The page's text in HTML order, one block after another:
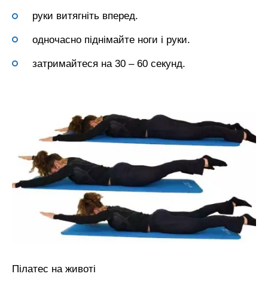
руки витягніть вперед.
одночасно піднімайте ноги і руки.
затримайтеся на 30 – 60 секунд.
Пілатес на животі